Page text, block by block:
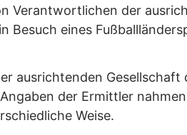
Verantwortlichen der
Besuch eines
ausrichtenden
der Ermittler
Weise.